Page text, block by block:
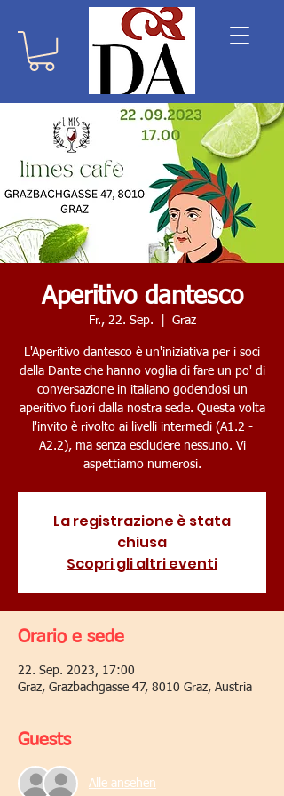
Aperitivo dantesco
Fr., 22. Sep. Graz
L'Aperitivo dantesco è un'iniziativa per i soci
della Dante che hanno voglia di fare un po' di
conversazione in italiano godendosi un
aperitivo fuori dalla nostra sede. Questa volta
l'invito è rivolto ai livelli intermedi (A1.2 -
A2.2), ma senza escludere nessuno. Vi
aspettiamo numerosi.
La registrazione è stata
chiusa
Scopri gli altri eventi
Orario e sede
22. Sep. 2023, 17:00
Graz, Grazbachgasse 47, 8010 Graz, Austria
Guests
Alle ansehen